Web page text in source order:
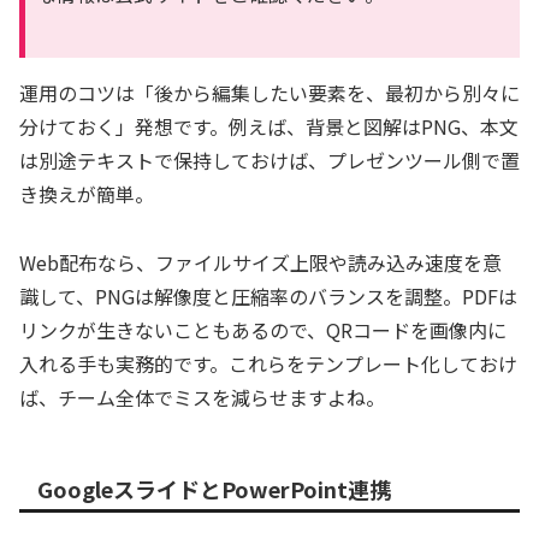
運用のコツは「後から編集したい要素を、最初から別々に
分けておく」発想です。例えば、背景と図解はPNG、本文
は別途テキストで保持しておけば、プレゼンツール側で置
き換えが簡単。
Web配布なら、ファイルサイズ上限や読み込み速度を意
識して、PNGは解像度と圧縮率のバランスを調整。PDFは
リンクが生きないこともあるので、QRコードを画像内に
入れる手も実務的です。これらをテンプレート化しておけ
ば、チーム全体でミスを減らせますよね。
GoogleスライドとPowerPoint連携